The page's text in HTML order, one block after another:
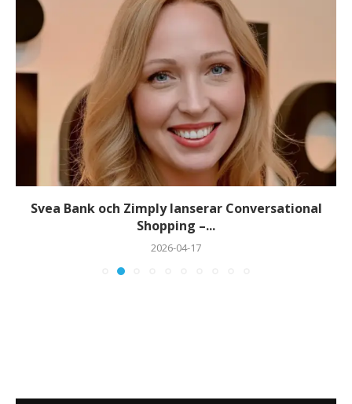
Svea Bank och Zimply lanserar Conversational
Shopping –...
2026-04-17